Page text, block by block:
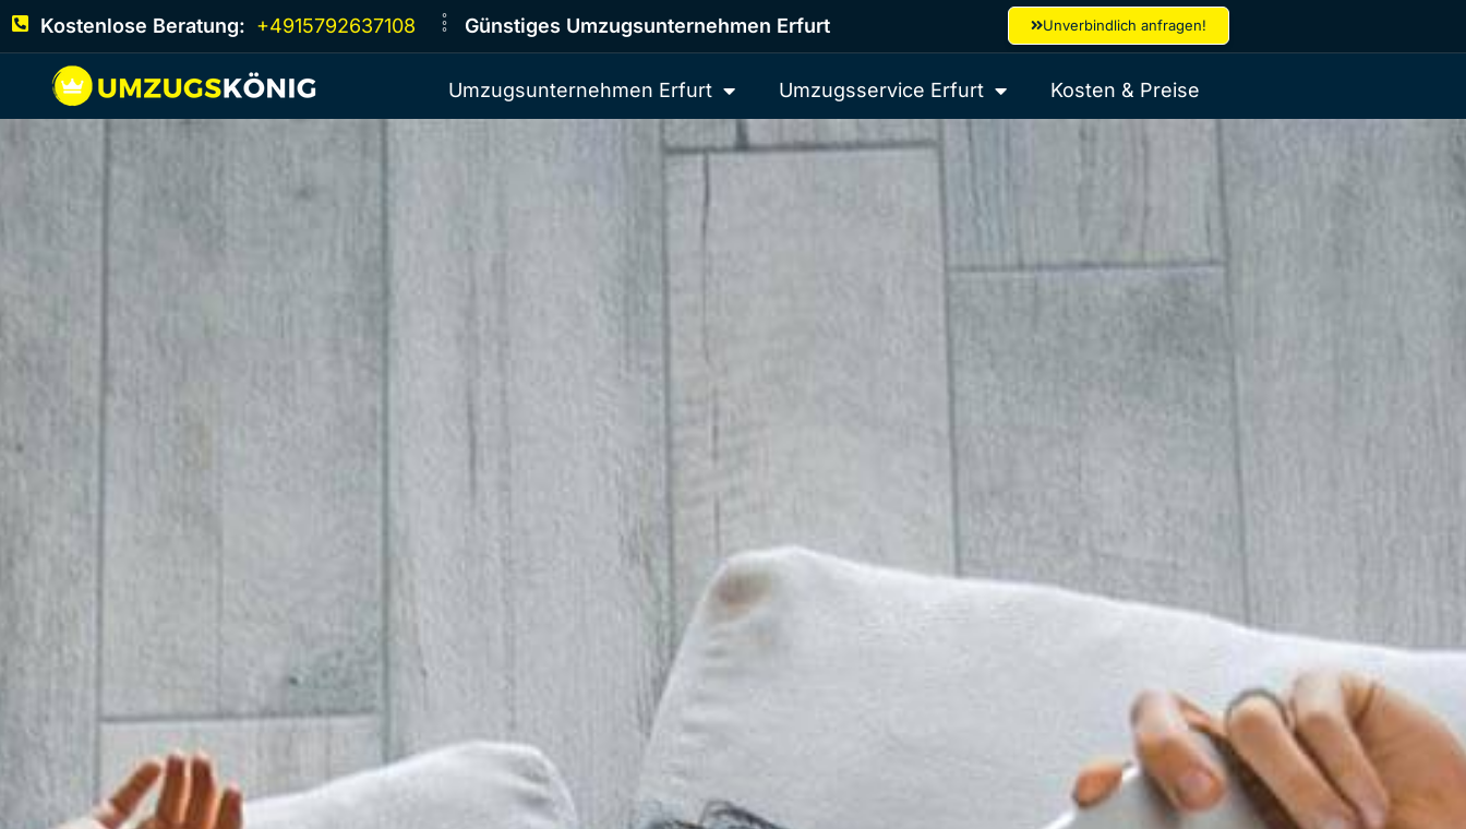
Kostenlose Beratung: +4915792637108 Günstiges Umzugsunternehmen Erfurt Unverbindlich anfragen!
Umzugsunternehmen Erfurt Umzugsservice Erfurt Kosten & Preise